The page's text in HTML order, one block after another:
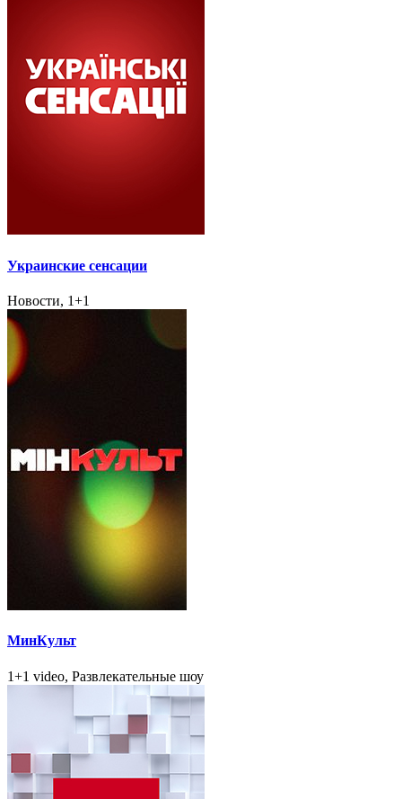
Украинские сенсации
Новости, 1+1
МинКульт
1+1 video, Развлекательные шоу